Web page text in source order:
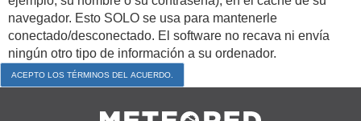
navegador. Esto SOLO se usa para mantenerle
conectado/desconectado. El software no recava ni envía
ningún otro tipo de información a su ordenador.